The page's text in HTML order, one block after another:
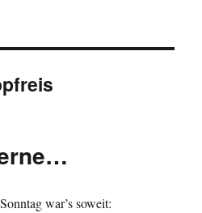
war’s soweit: